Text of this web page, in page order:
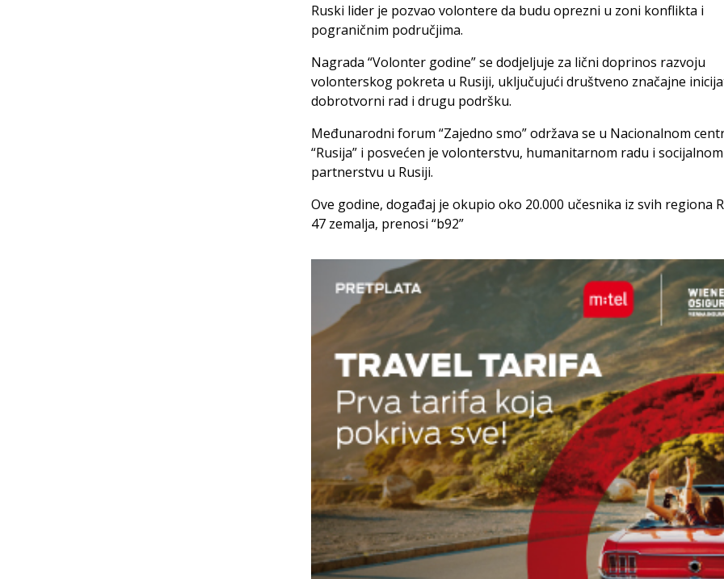
Ruski lider je pozvao volontere da budu oprezni u zoni konflikta i
pograničnim područjima.
Nagrada “Volonter godine” se dodjeljuje za lični doprinos razvoju
volonterskog pokreta u Rusiji, uključujući društveno značajne
dobrotvorni rad i drugu podršku.
Međunarodni forum “Zajedno smo” održava se u Nacionalnom
“Rusija” i posvećen je volonterstvu, humanitarnom radu i socijalnom
partnerstvu u Rusiji.
Ove godine, događaj je okupio oko 20.000 učesnika iz svih regiona
47 zemalja, prenosi “b92”